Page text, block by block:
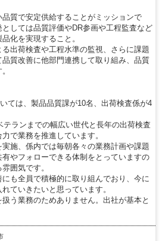
質で安定供給することがミッションで
しては品質評価やDR参画や工程監査など
化を実現すること。
出荷検査や工程水準の監視、さらに課題
質改善に他部門連携して取り組み、品質
ては、製品品質課が10名、出荷検査係が4
テランまでの幅広い世代と長年の出荷検査
で業務を推進しています。
実施、係内では毎朝各々の業務計画や課題
やフォローできる体制をとっていますの
囲気です。
にも全員で積極的に取り組んでおり、今に
ていきたいと思っています。
う業務のためありません。出社が基本と